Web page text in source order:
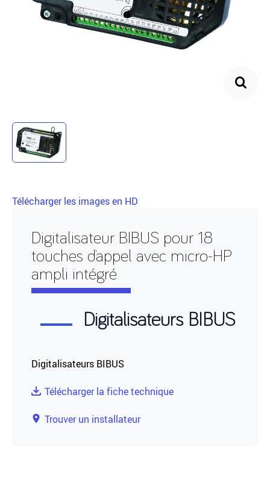
Digitalisateur BIBUS pour 18
touches d’appel avec micro-HP
ampli intégré
Digitalisateurs BIBUS
Digitalisateurs BIBUS
Télécharger la fiche technique
Trouver un installateur
Télécharger les images en HD